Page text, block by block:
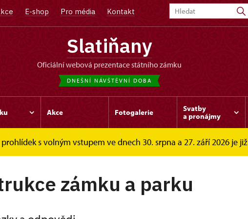
E-shop Pro média Kontakt
Slatiňany
oficiální webová prezentace státního zámku
DNEŠNÍ NÁVŠTĚVNÍ DOBA
Akce Fotogalerie
Svatby
a pronájmy
s volným vstupem ve dnech 30. srpna a 27. září 2026 je
a odpovědi
zámku a parku